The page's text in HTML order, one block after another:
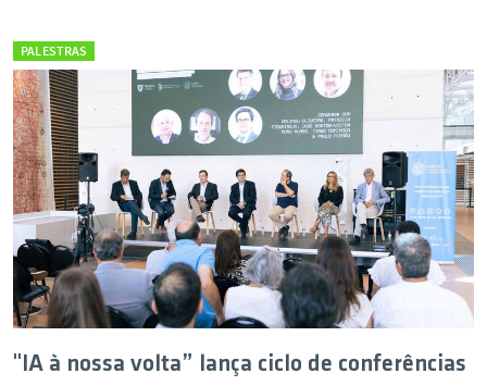
PALESTRAS
"IA à nossa volta” lança ciclo de conferências